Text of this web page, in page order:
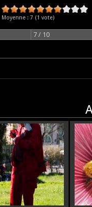
Moyenne : 7 (1 vote)
7 / 10